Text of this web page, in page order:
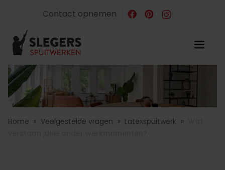
Contact opnemen
Home » Veelgestelde vragen » Latexspuitwerk »